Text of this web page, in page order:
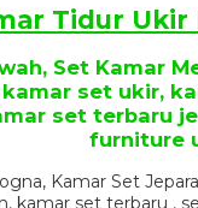
Tidur Ukir
Set Kamar
set ukir,
set terbaru
furniture